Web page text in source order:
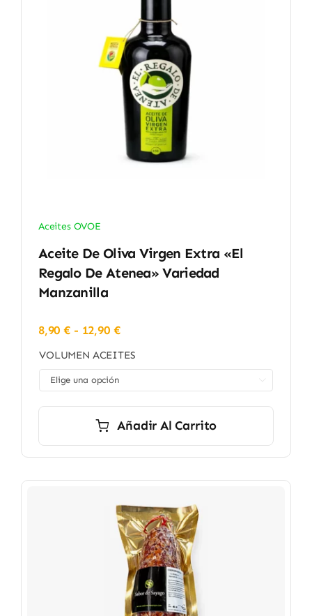
Aceites OVOE
Aceite De Oliva Virgen Extra «El
Regalo De Atenea» Variedad
Manzanilla
8,90€ - 12,90 €Rango
precios:
desde
VOLUMEN ACEITES
Añadir Al Carrito